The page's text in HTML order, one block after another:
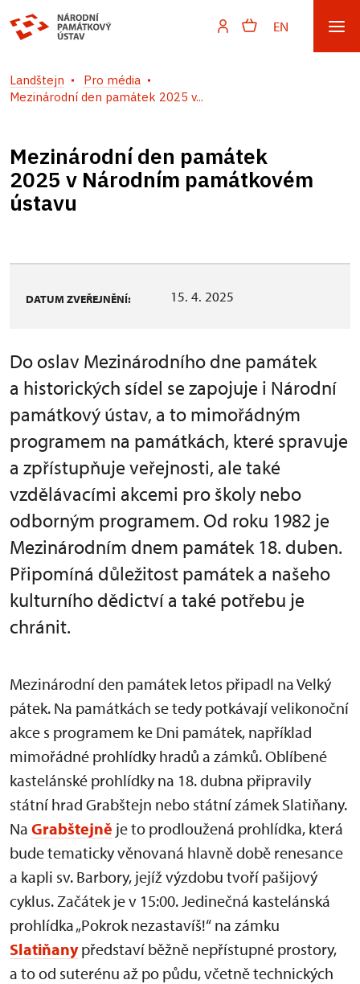
EN
Landštejn
Pro média
Mezinárodní den památek 2025 v...
Mezinárodní den památek
2025 v Národním památkovém
ústavu
DATUM ZVEŘEJNĚNÍ: 15. 4. 2025
Do oslav Mezinárodního dne památek
a historických sídel se zapojuje i Národní
památkový ústav, a to mimořádným
programem na památkách, které spravuje
a zpřístupňuje veřejnosti, ale také
vzdělávacími akcemi pro školy nebo
odborným programem. Od roku 1982 je
Mezinárodním dnem památek 18. duben.
Připomíná důležitost památek a našeho
kulturního dědictví a také potřebu je
chránit.
Mezinárodní den památek letos připadl na Velký
pátek. Na památkách se tedy potkávají velikonoční
akce s programem ke Dni památek, například
mimořádné prohlídky hradů a zámků. Oblíbené
kastelánské prohlídky na 18. dubna připravily
státní hrad Grabštejn nebo státní zámek Slatiňany.
Na Grabštejně je to prodloužená prohlídka, která
bude tematicky věnovaná hlavně době renesance
a kapli sv. Barbory, jejíž výzdobu tvoří pašijový
cyklus. Začátek je v 15:00. Jedinečná kastelánská
prohlídka „Pokrok nezastavíš!“ na zámku
Slatiňanypředstaví běžně nepřístupné prostory,
a to od suterénu až po půdu, včetně technických